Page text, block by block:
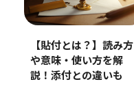
【貼付とは？】読み方
や意味・使い方を解
説！添付との違いも